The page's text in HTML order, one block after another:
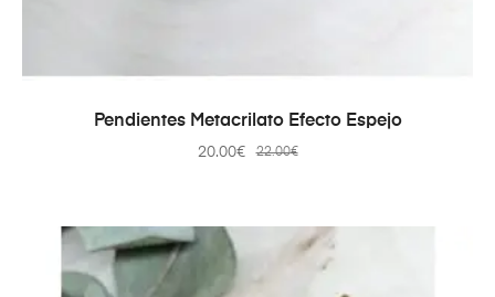
AÑADIR AL CARRITO
Pendientes Metacrilato Efecto Espejo
22.00€
20.00€